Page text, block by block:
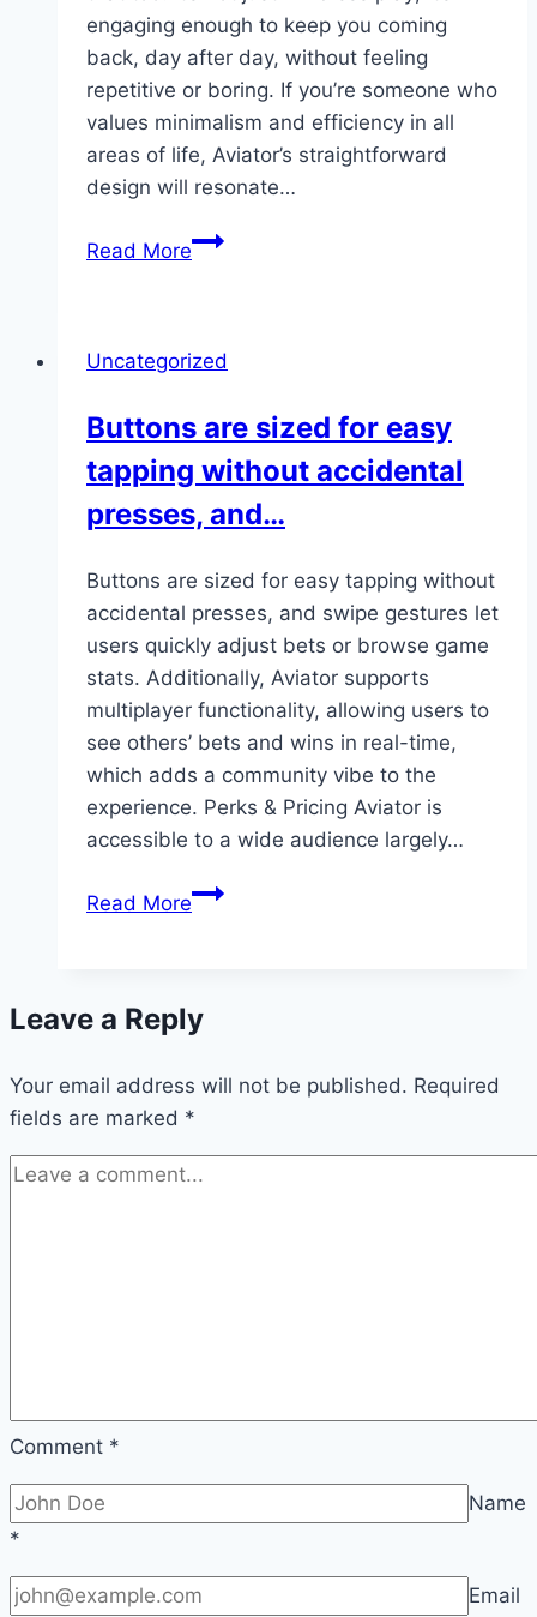
engaging enough to keep you coming
back, day after day, without feeling
repetitive or boring. If you’re someone who
values minimalism and efficiency in all
areas of life, Aviator’s straightforward
design will resonate…
Read MoreGetting
Aviator
mobile
app
a
Uncategorized
Buttons are sized for easy
tapping without accidental
presses, and…
Buttons are sized for easy tapping without
accidental presses, and swipe gestures let
users quickly adjust bets or browse game
stats. Additionally, Aviator supports
multiplayer functionality, allowing users to
see others’ bets and wins in real-time,
which adds a community vibe to the
experience. Perks & Pricing Aviator is
accessible to a wide audience largely…
Read MoreButtons
easy
without
accidental
presses,
and…
Leave a Reply
Your email address will not be published. Required
fields are marked *
Comment *
Name
*
Email